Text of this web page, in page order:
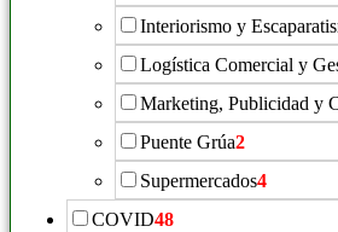
Interiorismo y
Logística Comercial y
Marketing, Publicidad y
Puente Grúa2
Supermercados4
COVID48